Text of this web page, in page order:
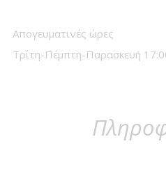
Απογευματινές ώρες
Τρίτη-Πέμπτη-Παρασκευή